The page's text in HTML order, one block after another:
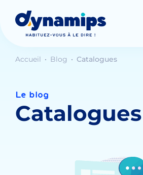
Accueil Blog Catalogues
Le blog
Catalogues